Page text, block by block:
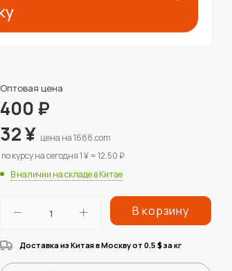
Оптовая цена
400₽
32¥ цена на 1688.com
по курсу на сегодня 1 ¥ = 12.50 ₽
В наличии на складе в Китае
В корзину
Доставка из Китая в Москву от 0.5 $за кг